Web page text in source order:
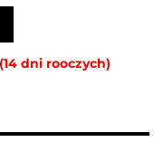
dni rooczych)